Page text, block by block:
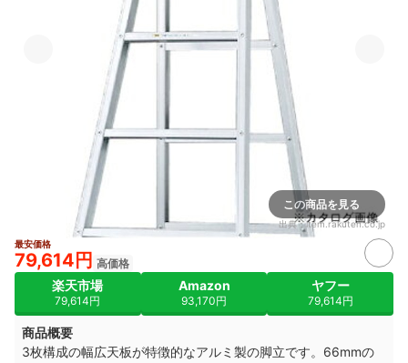
この商品を見る
出典：item.rakuten.co.jp
最安価格
79,614円 高価格
楽天市場
79,614円
Amazon
93,170円
ヤフー
79,614円
商品概要
3枚構成の幅広天板が特徴的なアルミ製の脚立です。66mmの